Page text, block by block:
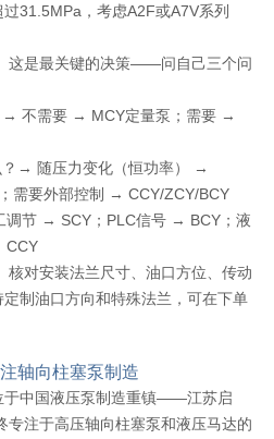
31.5MPa，考虑A2F或A7V系列
这是最关键的决策——问自己三个问
→ 不需要 → MCY定量泵；需要 →
？→ 随压力变化（恒功率） →
需要外部控制 → CCY/ZCY/BCY
调节 → SCY；PLC信号 → BCY；液
CCY
核对安装法兰尺寸、油口方位、传动
制油口方向和特殊法兰，可在下单
轴向柱塞泵制造
于中国液压泵制造重镇——江苏启
专注于高压轴向柱塞泵和液压马达的